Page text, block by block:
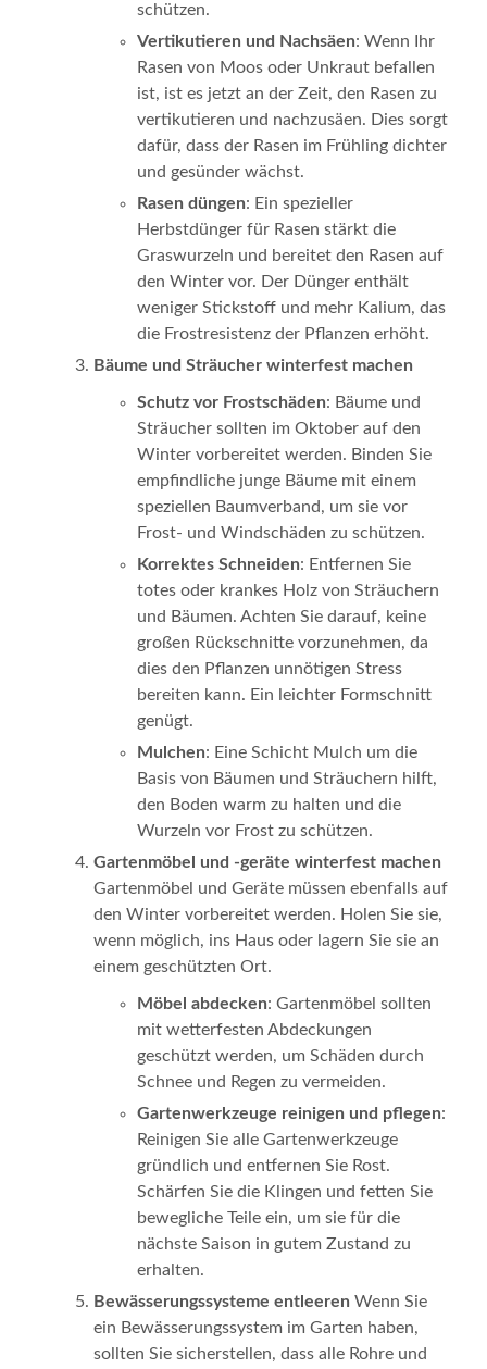
schützen.
Vertikutieren und Nachsäen: Wenn Ihr
Rasen von Moos oder Unkraut befallen
ist, ist es jetzt an der Zeit, den Rasen zu
vertikutieren und nachzusäen. Dies sorgt
dafür, dass der Rasen im Frühling dichter
und gesünder wächst.
Rasen düngen: Ein spezieller
Herbstdünger für Rasen stärkt die
Graswurzeln und bereitet den Rasen auf
den Winter vor. Der Dünger enthält
weniger Stickstoff und mehr Kalium, das
die Frostresistenz der Pflanzen erhöht.
Bäume und Sträucher winterfest machen
Schutz vor Frostschäden: Bäume und
Sträucher sollten im Oktober auf den
Winter vorbereitet werden. Binden Sie
empfindliche junge Bäume mit einem
speziellen Baumverband, um sie vor
Frost- und Windschäden zu schützen.
Korrektes Schneiden: Entfernen Sie
totes oder krankes Holz von Sträuchern
und Bäumen. Achten Sie darauf, keine
großen Rückschnitte vorzunehmen, da
dies den Pflanzen unnötigen Stress
bereiten kann. Ein leichter Formschnitt
genügt.
Mulchen: Eine Schicht Mulch um die
Basis von Bäumen und Sträuchern hilft,
den Boden warm zu halten und die
Wurzeln vor Frost zu schützen.
Gartenmöbel und -geräte winterfest machen
Gartenmöbel und Geräte müssen ebenfalls auf
den Winter vorbereitet werden. Holen Sie sie,
wenn möglich, ins Haus oder lagern Sie sie an
einem geschützten Ort.
Möbel abdecken: Gartenmöbel sollten
mit wetterfesten Abdeckungen
geschützt werden, um Schäden durch
Schnee und Regen zu vermeiden.
Gartenwerkzeuge reinigen und pflegen:
Reinigen Sie alle Gartenwerkzeuge
gründlich und entfernen Sie Rost.
Schärfen Sie die Klingen und fetten Sie
bewegliche Teile ein, um sie für die
nächste Saison in gutem Zustand zu
erhalten.
Bewässerungssysteme entleeren Wenn Sie
ein Bewässerungssystem im Garten haben,
sollten Sie sicherstellen, dass alle Rohre und